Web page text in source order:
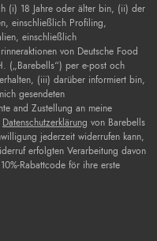
(i) 18 Jahre oder älter bin, (ii) der
einschließlich Profiling,
einschließlich
von Deutsche Food
(„Barebells“) per e-post och
(iii) darüber informiert bin,
gesendeten
and Zustellung an meine
Datenschutzerklärung von Barebells
jederzeit widerrufen kann,
erfolgten Verarbeitung davon
Rabattcode för ihre erste
a new tab)